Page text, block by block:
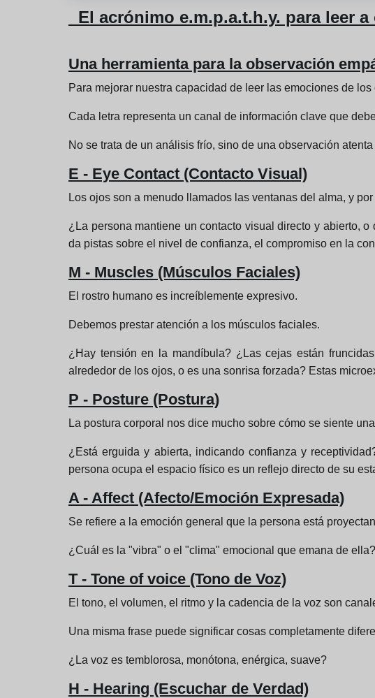
El acrónimo e.m.p.a.t.h.y. para leer
Una herramienta para la observación
Para mejorar nuestra capacidad de leer las emociones de
Cada letra representa un canal de información clave que
No se trata de un análisis frío, sino de una observación
E - Eye Contact (Contacto Visual)
Los ojos son a menudo llamados las ventanas del alma, y
¿La persona mantiene un contacto visual directo y abierto,
da pistas sobre el nivel de confianza, el compromiso en la
M - Muscles (Músculos Faciales)
El rostro humano es increíblemente expresivo.
Debemos prestar atención a los músculos faciales.
¿Hay tensión en la mandíbula? ¿Las cejas están
alrededor de los ojos, o es una sonrisa forzada? Estas
P - Posture (Postura)
La postura corporal nos dice mucho sobre cómo se siente
¿Está erguida y abierta, indicando confianza y
persona ocupa el espacio físico es un reflejo directo de su
A - Affect (Afecto/Emoción Expresada)
Se refiere a la emoción general que la persona está
¿Cuál es la "vibra" o el "clima" emocional que emana de
T - Tone of voice (Tono de Voz)
El tono, el volumen, el ritmo y la cadencia de la voz son
Una misma frase puede significar cosas completamente
¿La voz es temblorosa, monótona, enérgica, suave?
H - Hearing (Escuchar de Verdad)